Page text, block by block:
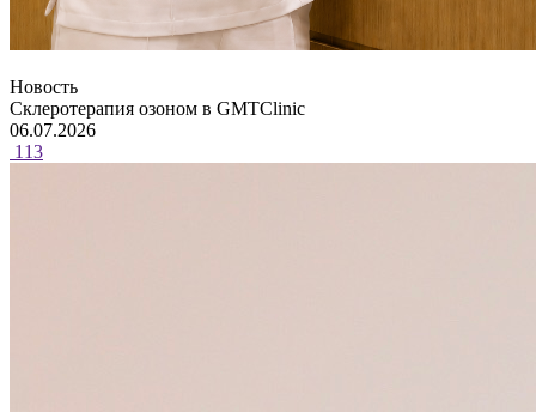
Новость
Склеротерапия озоном в GMTClinic
06.07.2026
113